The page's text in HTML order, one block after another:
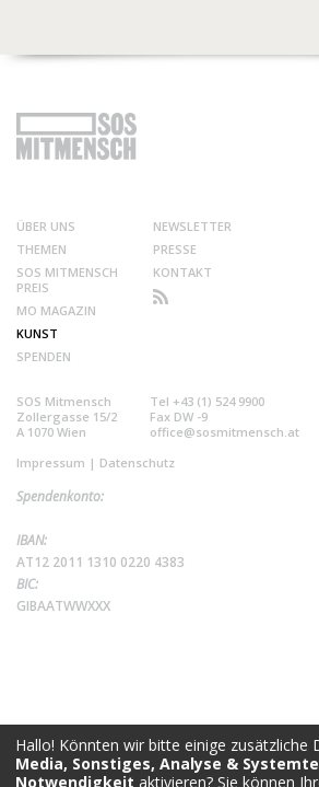
ÜBER UNS
THEMEN
SOS MITMENSCH
PREIS
MO MAGAZIN
KUNST
SPENDEN
NEWSLETTER
PRESSE
KONTAKT
SOS Mitmensch
Zollergasse 15/2
A 1070 Wien
Tel +43 (1) 524 9900
Fax DW -9
office@sosmitmensch.at
Impressum | Datenschutz
Spendenkonto:
IBAN:
AT12 2011 1310 0220 4383
BIC:
GIBAATWWXXX
Hallo! Könnten wir bitte einige zusätzliche
Media, Sonstiges, Analyse &
Notwendigkeit aktivieren? Sie können